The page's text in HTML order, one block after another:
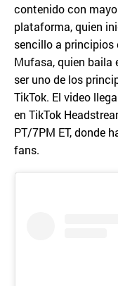
contenido con
plataforma, quien
sencillo a principios
Mufasa, quien baila
ser uno de los
TikTok. El video
en TikTok
PT/7PM ET, donde
fans.